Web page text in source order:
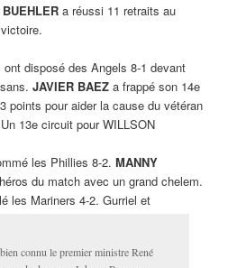
a réussi 11 retraits au
disposé des Angels 8-1 devant
JAVIER BAEZa frappé son 14e
points pour aider la cause du vétéran
13e circuit pour WILLSON
les Phillies 8-2. MANNY
du match avec un grand chelem.
les Mariners 4-2. Gurriel et
connu le premier ministre René